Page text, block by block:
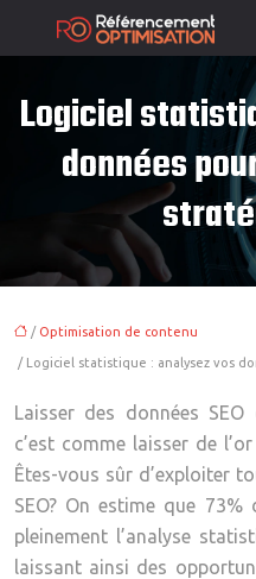
Logiciel
données
/ Optimisation de contenu
/ Logiciel statistique : analysez vos
Laisser des données
c’est comme laisser de
Êtes-vous sûr d’exploiter
SEO? On estime que 73%
pleinement l’analyse
laissant ainsi des